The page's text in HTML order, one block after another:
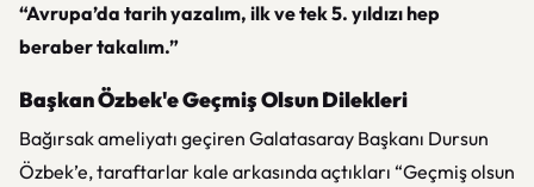
“Avrupa’da tarih yazalım, ilk ve tek 5. yıldızı hep
beraber takalım.”
Başkan Özbek'e Geçmiş Olsun Dilekleri
Bağırsak ameliyatı geçiren Galatasaray Başkanı Dursun
Özbek’e, taraftarlar kale arkasında açtıkları “Geçmiş olsun